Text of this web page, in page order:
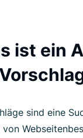
ist ein
sind eine
von